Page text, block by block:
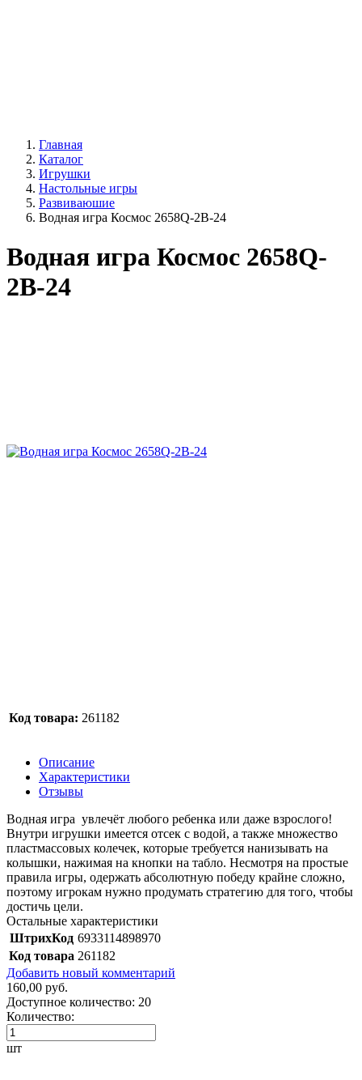
Главная
Каталог
Игрушки
Настольные игры
Развиваюшие
Водная игра Космос 2658Q-2B-24
Водная игра Космос 2658Q-
2B-24
Код товара: 261182
Описание
Характеристики
Отзывы
Водная игра увлечёт любого ребенка или даже взрослого!
Внутри игрушки имеется отсек с водой, а также множество
пластмассовых колечек, которые требуется нанизывать на
колышки, нажимая на кнопки на табло. Несмотря на простые
правила игры, одержать абсолютную победу крайне сложно,
поэтому игрокам нужно продумать стратегию для того, чтобы
достичь цели.
Остальные характеристики
ШтрихКод 6933114898970
Код товара 261182
Добавить новый комментарий
160,00 руб.
Доступное количество: 20
Количество:
шт